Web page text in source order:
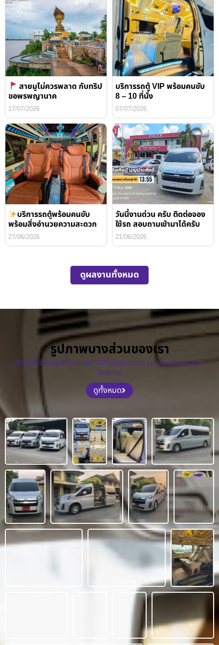
สายมูไม่ควรพลาด กับทริป
ขอพรพญานาค
17/07/2026
บริการรถตู้ VIP พร้อมคนขับ
8 – 10 ที่นั่ง
07/07/2026
บริการรถตู้พร้อมคนขับ
พร้อมสิ่งอำนวยความสะดวก
27/06/2026
วันนี้งานด่วน ครับ ติดต่อจอง
ใช้รถ สอบถามเข้ามาได้ครับ
21/06/2026
ดูผลงานทั้งหมด
รูปภาพบางส่วนของเรา
บริการให้เช่ารถตู้ พร้อมคนขับ VIP แบบครบวงจร รถสวย บริการดี ราคา
มิตรภาพ
ดูทั้งหมด